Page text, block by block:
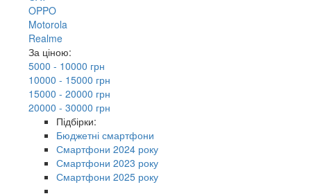
OPPO
Motorola
Realme
За ціною:
5000 - 10000 грн
10000 - 15000 грн
15000 - 20000 грн
20000 - 30000 грн
Підбірки:
Бюджетні смартфони
Смартфони 2024 року
Смартфони 2023 року
Смартфони 2025 року